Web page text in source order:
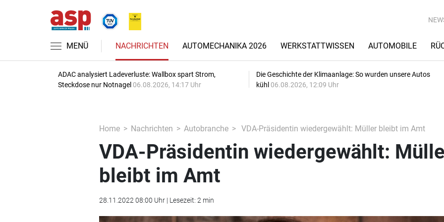
MENÜ NACHRICHTEN AUTOMECHANIKA 2026 WERKSTATTWISSEN AUTOMOBILE
ADAC analysiert Ladeverluste: Wallbox spart Strom,
Steckdose nur Notnagel 06.08.2026, 14:17 Uhr
Die Geschichte der Klimaanlage: So wurden unsere Autos
kühl 06.08.2026, 12:09 Uhr
Home Nachrichten Autobranche VDA-Präsidentin wiedergewählt: Müller bleibt im Amt
VDA-Präsidentin wiedergewählt:
bleibt im Amt
28.11.2022 08:00 Uhr | Lesezeit: 2 min